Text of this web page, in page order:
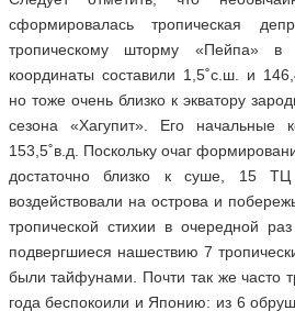
сформировалась тропическая
тропическому шторму «Пейпа»
координаты составили 1,5˚с.ш. и
но тоже очень близко к экватору
сезона «Хагупит». Его начальные
153,5˚в.д. Поскольку очаг
достаточно близко к суше, 15
воздействовали на острова и
тропической стихии в очередной
подвергшиеся нашествию 7
были тайфунами. Почти так же часто
года беспокоили и Японию: из 6